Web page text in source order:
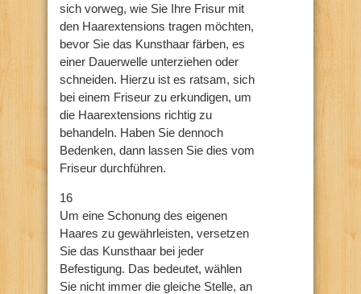
sich vorweg, wie Sie Ihre Frisur mit
den Haarextensions tragen möchten,
bevor Sie das Kunsthaar färben, es
einer Dauerwelle unterziehen oder
schneiden. Hierzu ist es ratsam, sich
bei einem Friseur zu erkundigen, um
die Haarextensions richtig zu
behandeln. Haben Sie dennoch
Bedenken, dann lassen Sie dies vom
Friseur durchführen.
16
Um eine Schonung des eigenen
Haares zu gewährleisten, versetzen
Sie das Kunsthaar bei jeder
Befestigung. Das bedeutet, wählen
Sie nicht immer die gleiche Stelle, an